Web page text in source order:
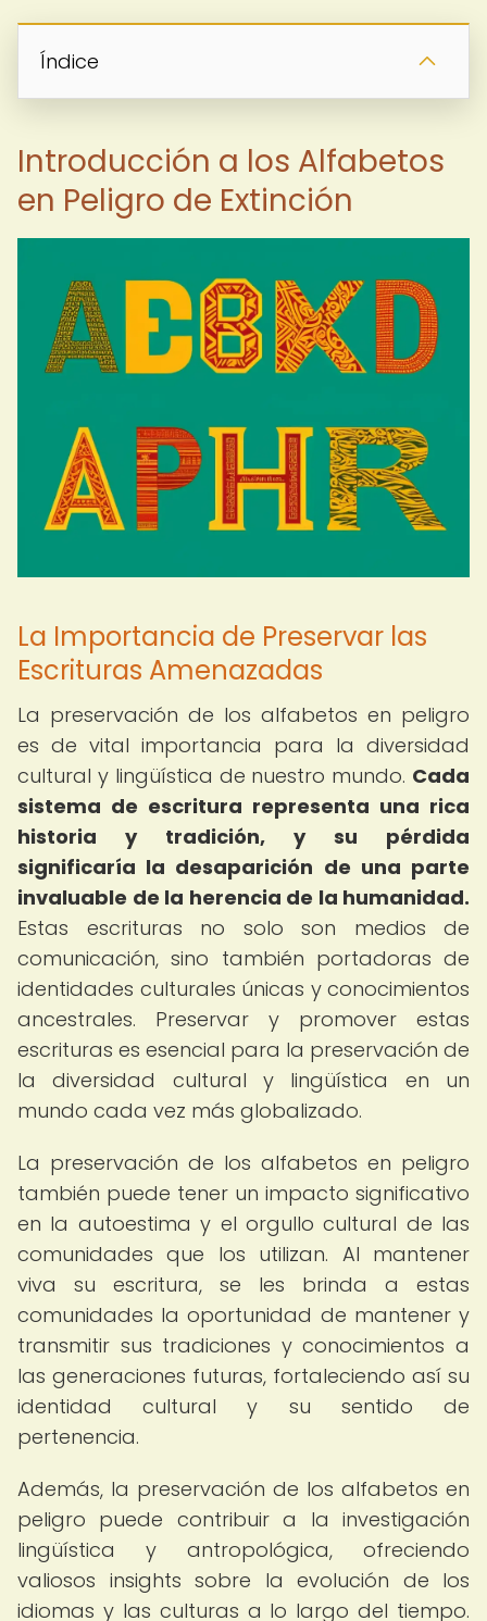
Índice
Introducción a los Alfabetos
en Peligro de Extinción
La Importancia de Preservar las
Escrituras Amenazadas
La preservación de los alfabetos en peligro
es de vital importancia para la diversidad
cultural y lingüística de nuestro mundo. Cada
sistema de escritura representa una rica
historia y tradición, y su pérdida
significaría la desaparición de una parte
invaluable de la herencia de la humanidad.
Estas escrituras no solo son medios de
comunicación, sino también portadoras de
identidades culturales únicas y conocimientos
ancestrales. Preservar y promover estas
escrituras es esencial para la preservación de
la diversidad cultural y lingüística en un
mundo cada vez más globalizado.
La preservación de los alfabetos en peligro
también puede tener un impacto significativo
en la autoestima y el orgullo cultural de las
comunidades que los utilizan. Al mantener
viva su escritura, se les brinda a estas
comunidades la oportunidad de mantener y
transmitir sus tradiciones y conocimientos a
las generaciones futuras, fortaleciendo así su
identidad cultural y su sentido de
pertenencia.
Además, la preservación de los alfabetos en
peligro puede contribuir a la investigación
lingüística y antropológica, ofreciendo
valiosos insights sobre la evolución de los
idiomas y las culturas a lo largo del tiempo.